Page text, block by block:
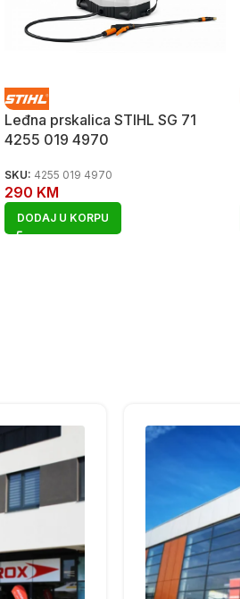
Leđna prskalica STIHL SG 71
4255 019 4970
SKU: 4255 019 4970
290 KM
DODAJ U KORPU